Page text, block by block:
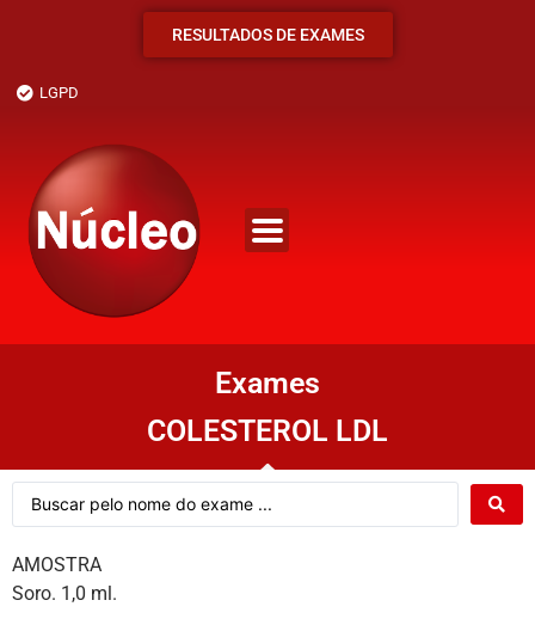
RESULTADOS DE EXAMES
LGPD
Exames
COLESTEROL LDL
AMOSTRA
Soro. 1,0 ml.